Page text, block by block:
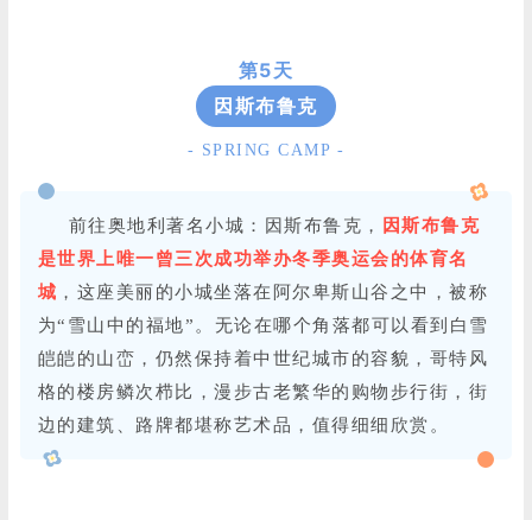
第5天
因斯布鲁克
- SPRING CAMP -
前往奥地利著名小城：因斯布鲁克，
因斯布鲁克
是世界上唯一曾三次成功举办冬季奥运会的体育名
城 ，这座美丽的小城坐落在阿尔卑斯山谷之中，被称
为“雪山中的福地”。无论在哪个角落都可以看到白雪
皑皑的山峦，仍然保持着中世纪城市的容貌，哥特风
格的楼房鳞次栉比，漫步古老繁华的购物步行街，街
边的建筑、路牌都堪称艺术品，值得细细欣赏。